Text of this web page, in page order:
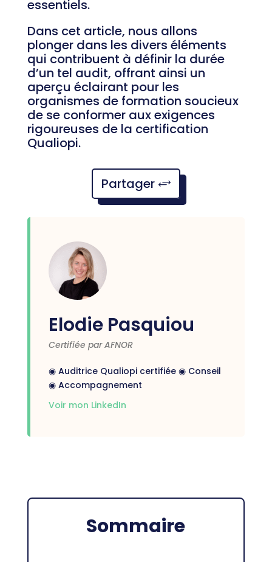
essentiels.
Dans cet article, nous allons
plonger dans les divers éléments
qui contribuent à définir la durée
d’un tel audit, offrant ainsi un
aperçu éclairant pour les
organismes de formation soucieux
de se conformer aux exigences
rigoureuses de la certification
Qualiopi.
Partager
Elodie Pasquiou
Certifiée par AFNOR
◉ Auditrice Qualiopi certifiée ◉ Conseil
◉ Accompagnement
Voir mon LinkedIn
Sommaire